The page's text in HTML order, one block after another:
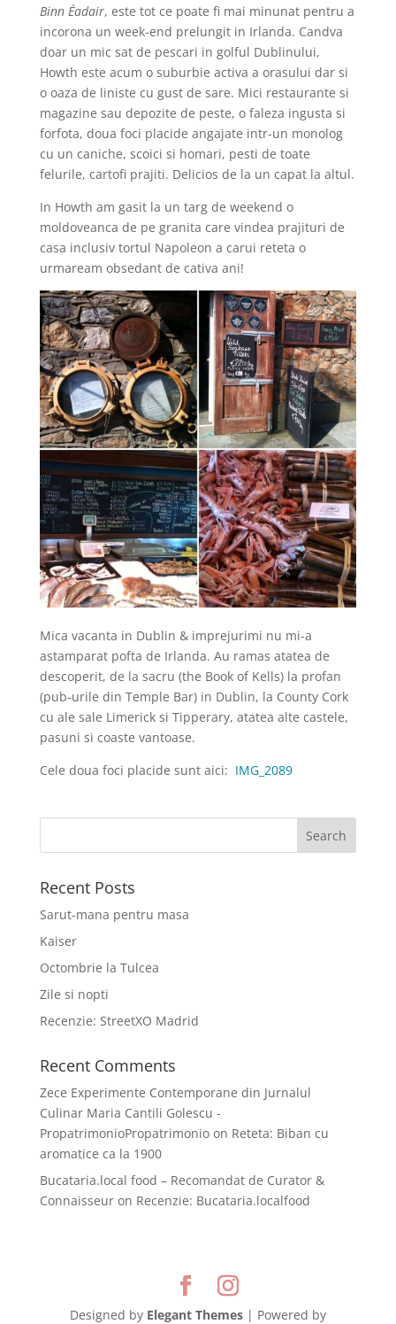
Binn Éadair, este tot ce poate fi mai minunat pentru a
incorona un week-end prelungit in Irlanda. Candva
doar un mic sat de pescari in golful Dublinului,
Howth este acum o suburbie activa a orasului dar si
o oaza de liniste cu gust de sare. Mici restaurante si
magazine sau depozite de peste, o faleza ingusta si
forfota, doua foci placide angajate intr-un monolog
cu un caniche, scoici si homari, pesti de toate
felurile, cartofi prajiti. Delicios de la un capat la altul.
In Howth am gasit la un targ de weekend o
moldoveanca de pe granita care vindea prajituri de
casa inclusiv tortul Napoleon a carui reteta o
urmaream obsedant de cativa ani!
Mica vacanta in Dublin & imprejurimi nu mi-a
astamparat pofta de Irlanda. Au ramas atatea de
descoperit, de la sacru (the Book of Kells) la profan
(pub-urile din Temple Bar) in Dublin, la County Cork
cu ale sale Limerick si Tipperary, atatea alte castele,
pasuni si coaste vantoase.
Cele doua foci placide sunt aici: IMG_2089
Recent Posts
Sarut-mana pentru masa
Kaiser
Octombrie la Tulcea
Zile si nopti
Recenzie: StreetXO Madrid
Recent Comments
Zece Experimente Contemporane din Jurnalul
Culinar Maria Cantili Golescu -
PropatrimonioPropatrimonioon Reteta: Biban cu
aromatice ca la 1900
Bucataria.local food – Recomandat de Curator &
Connaisseuron Recenzie: Bucataria.localfood
Designed by Elegant Themes| Powered by